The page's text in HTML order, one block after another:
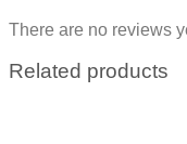
There are no reviews
Related products